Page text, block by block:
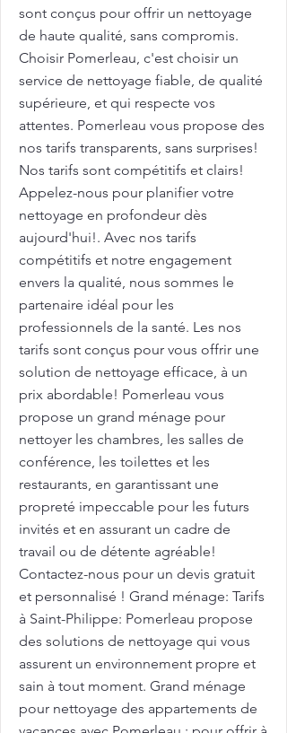
sont conçus pour offrir un nettoyage
de haute qualité, sans compromis.
Choisir Pomerleau, c'est choisir un
service de nettoyage fiable, de qualité
supérieure, et qui respecte vos
attentes. Pomerleau vous propose des
nos tarifs transparents, sans surprises!
Nos tarifs sont compétitifs et clairs!
Appelez-nous pour planifier votre
nettoyage en profondeur dès
aujourd'hui!. Avec nos tarifs
compétitifs et notre engagement
envers la qualité, nous sommes le
partenaire idéal pour les
professionnels de la santé. Les nos
tarifs sont conçus pour vous offrir une
solution de nettoyage efficace, à un
prix abordable! Pomerleau vous
propose un grand ménage pour
nettoyer les chambres, les salles de
conférence, les toilettes et les
restaurants, en garantissant une
propreté impeccable pour les futurs
invités et en assurant un cadre de
travail ou de détente agréable!
Contactez-nous pour un devis gratuit
et personnalisé ! Grand ménage: Tarifs
à Saint-Philippe: Pomerleau propose
des solutions de nettoyage qui vous
assurent un environnement propre et
sain à tout moment. Grand ménage
pour nettoyage des appartements de